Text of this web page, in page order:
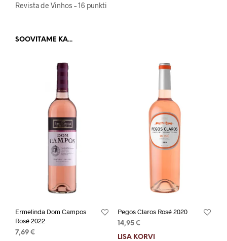
Revista de Vinhos – 16 punkti
SOOVITAME KA...
Ermelinda Dom Campos
Rosé 2022
7,69 €
Pegos Claros Rosé 2020
14,95 €
LISA KORVI